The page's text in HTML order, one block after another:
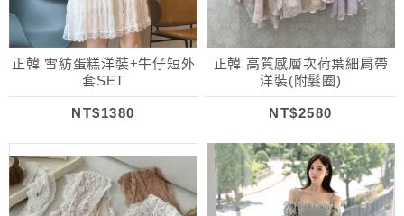
正韓 雪紡蛋糕洋裝+牛仔短外
套SET
NT$1380
正韓 高質感層次荷葉細肩帶
洋裝(附髮圈)
NT$2580